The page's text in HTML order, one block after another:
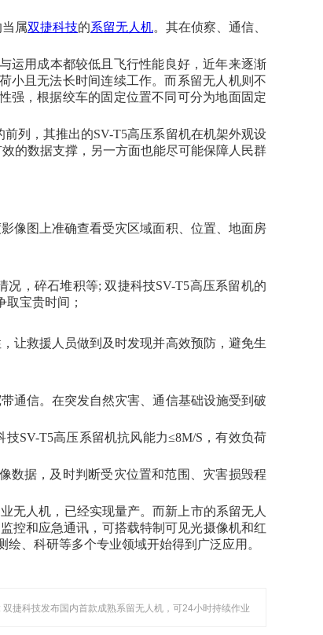
属双捷科技的系留无人机。其在侦察、通信、
运用成本都较低且飞行性能良好，近年来逐渐
小且无法长时间连续工作。而系留无人机则不
强，根据绞车的固定位置不同可分为地面固定
列，其推出的SV-T5高压系留机在机架外观设
的数据支撑，另一方面也能尽可能保障人民群
像图上准确查看受灾区域面积、位置、地面房
，碎石堆积等; 双捷科技SV-T5高压系留机的
宝贵时间；
让救援人员做到及时发现并高效预防，避免生
通信。在突发自然灾害、通信基础设施受到破
SV-T5高压系留机抗风能力≤8M/S，有效负荷
数据，及时判断受灾位置和范围、灾害损毁程
无人机，已经实现量产。而新上市的系留无人
控和应急通讯，可搭载特制可见光摄像机和红
、科研等多个专业领域开始得到广泛应用。
双捷科技发布国内首款成熟系留无人机，可24小时持续作业